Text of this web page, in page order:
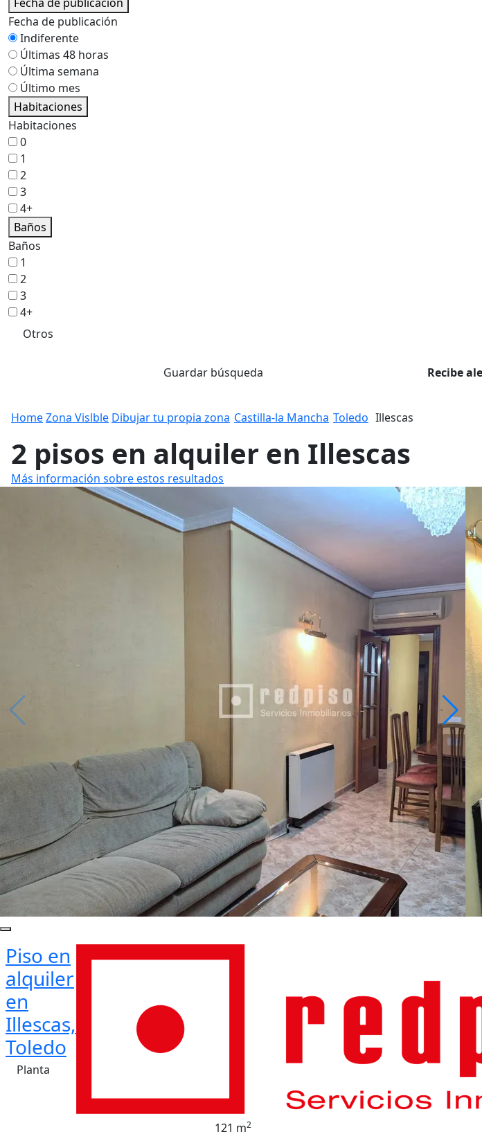
Fecha de publicación
Indiferente
Últimas 48 horas
Última semana
Último mes
Habitaciones
Habitaciones
0
1
2
3
4+
Baños
Baños
1
2
3
4+
Otros
Guardar búsqueda Recibe
HomeZona Vislble Dibujar tu propia zona Castilla-la Mancha Toledo Illescas
2 pisos en alquiler en Illescas
Más información sobre estos resultados
Piso en
alquiler
en
Illescas,
Toledo
Planta
121 m2